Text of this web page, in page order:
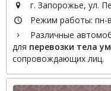
г. Запорожье, ул.
Режим работы: пн-
Различные
для перевозки тела
сопровождающих лиц.